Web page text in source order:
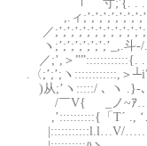
,.ィ
／
ヽ
／;’,＞
.〈;’;’;ヽ::::::::::::,
)从;’ヽ:::::/ ､ ヽ .}-
/￣V{ _ノ~ｱ
,’::::::::::{「T´ .,
|:::::::::::l.l…V/